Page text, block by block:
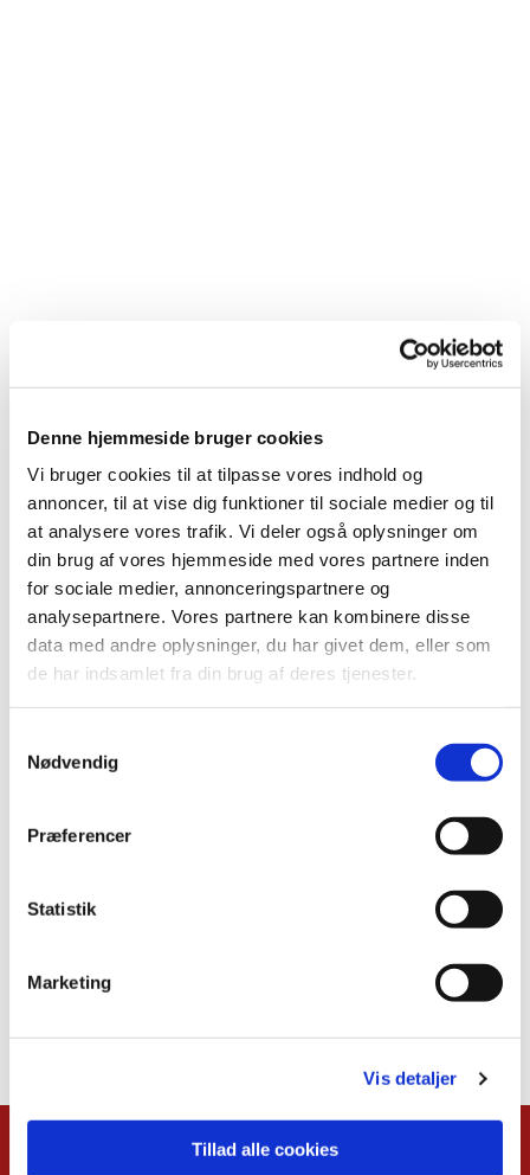
Denne hjemmeside bruger cookies
Vi bruger cookies til at tilpasse vores indhold og
annoncer, til at vise dig funktioner til sociale medier og til
at analysere vores trafik. Vi deler også oplysninger om
din brug af vores hjemmeside med vores partnere inden
for sociale medier, annonceringspartnere og
analysepartnere. Vores partnere kan kombinere disse
data med andre oplysninger, du har givet dem, eller som
de har indsamlet fra din brug af deres tjenester.
Nødvendig
Præferencer
Statistik
Marketing
Vis detaljer
Tillad alle cookies
Du vil måske også kunne lide...